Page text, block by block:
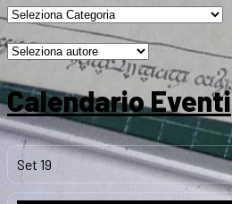
Calendario Eventi
Set 19